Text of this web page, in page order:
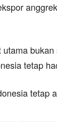
utama
tetap
tetap